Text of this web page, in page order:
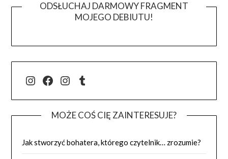
ODSŁUCHAJ DARMOWY FRAGMENT
MOJEGO DEBIUTU!
@j.luszynska
Facebook
@pisadlo_luszynska
Tumblr
MOŻE COŚ CIĘ ZAINTERESUJE?
Jak stworzyć bohatera, którego czytelnik… zrozumie?